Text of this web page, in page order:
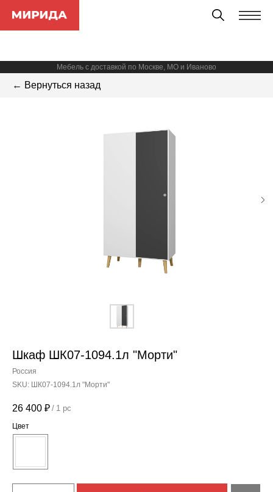
Мебель с доставкой по Москве, МО и Иваново
← Вернуться назад
Шкаф ШК07-1094.1л "Морти"
Россия
SKU: ШК07-1094.1л "Морти"
26 400 ₽ / 1 pc
Цвет